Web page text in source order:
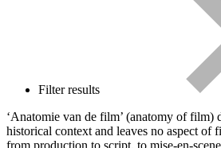
Filter results
‘Anatomie van de film’ (anatomy of film)
historical context and leaves no aspect of
from production to script, to mise-en-